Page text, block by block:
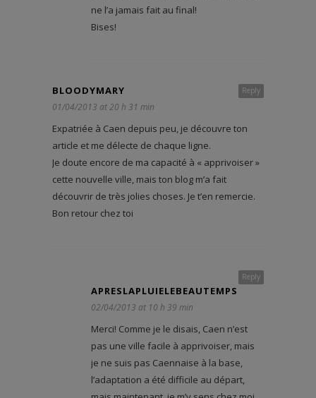
ne l’a jamais fait au final!
Bises!
Reply
BLOODYMARY
01/04/2013 at 20 h 31 min
Expatriée à Caen depuis peu, je découvre ton
article et me délecte de chaque ligne.
Je doute encore de ma capacité à « apprivoiser »
cette nouvelle ville, mais ton blog m’a fait
découvrir de très jolies choses. Je t’en remercie.
Bon retour chez toi
Reply
APRESLAPLUIELEBEAUTEMPS
02/04/2013 at 10 h 39 min
Merci! Comme je le disais, Caen n’est
pas une ville facile à apprivoiser, mais
je ne suis pas Caennaise à la base,
l’adaptation a été difficile au départ,